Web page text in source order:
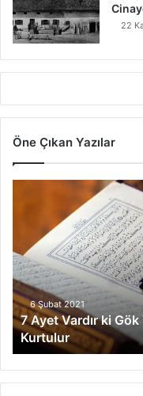
22
Öne Çıkan Yazılar
t
V
a
r
d
r
k
i
6 Şubat 2021
7 Ayet Vardır ki
Kurtulur